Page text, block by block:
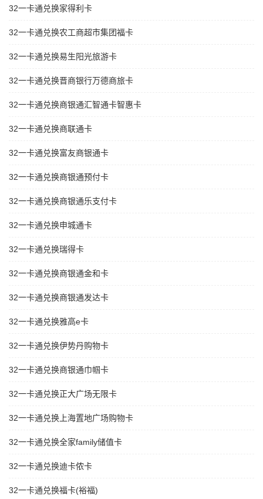
32一卡通兑换家得利卡
32一卡通兑换农工商超市集团福卡
32一卡通兑换易生阳光旅游卡
32一卡通兑换晋商银行万德商旅卡
32一卡通兑换商银通汇智通卡智惠卡
32一卡通兑换商联通卡
32一卡通兑换富友商银通卡
32一卡通兑换商银通预付卡
32一卡通兑换商银通乐支付卡
32一卡通兑换申城通卡
32一卡通兑换瑞得卡
32一卡通兑换商银通金和卡
32一卡通兑换商银通发达卡
32一卡通兑换雅高e卡
32一卡通兑换伊势丹购物卡
32一卡通兑换商银通巾帼卡
32一卡通兑换正大广场无限卡
32一卡通兑换上海置地广场购物卡
32一卡通兑换全家family储值卡
32一卡通兑换迪卡侬卡
32一卡通兑换福卡(裕福)